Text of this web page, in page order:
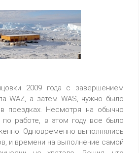
2009 года с завершением
WAZ, а затем WAS, нужно было
поездках. Несмотря на обычно
по работе, в этом году все было
Одновременно выполнялись
и времени на выполнение самой